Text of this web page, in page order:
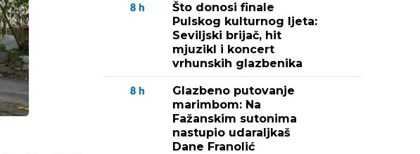
8 h
Što donosi finale
Pulskog kulturnog ljeta:
Seviljski brijač, hit
mjuzikl i koncert
vrhunskih glazbenika
8 h
Glazbeno putovanje
marimbom: Na
Fažanskim sutonima
nastupio udaraljkaš
Dane Franolić